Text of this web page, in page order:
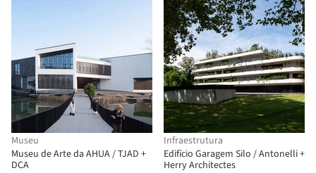
Museu
Museu de Arte da AHUA / TJAD +
DCA
Infraestrutura
Edifício Garagem Silo / Antonelli +
Herry Architectes